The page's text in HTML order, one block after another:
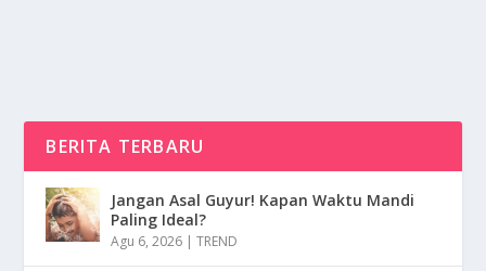
BERITA TERBARU
Jangan Asal Guyur! Kapan Waktu Mandi
Paling Ideal?
Agu 6, 2026 |TREND